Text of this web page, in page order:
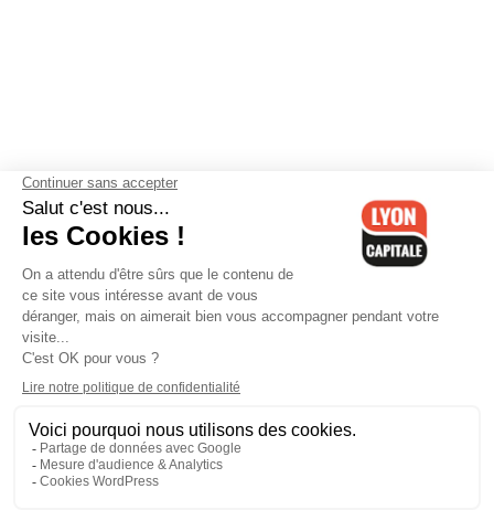
Contactez-nous-Mentions légales-CGV-Politique de
confidentialité-Gestion des cookies